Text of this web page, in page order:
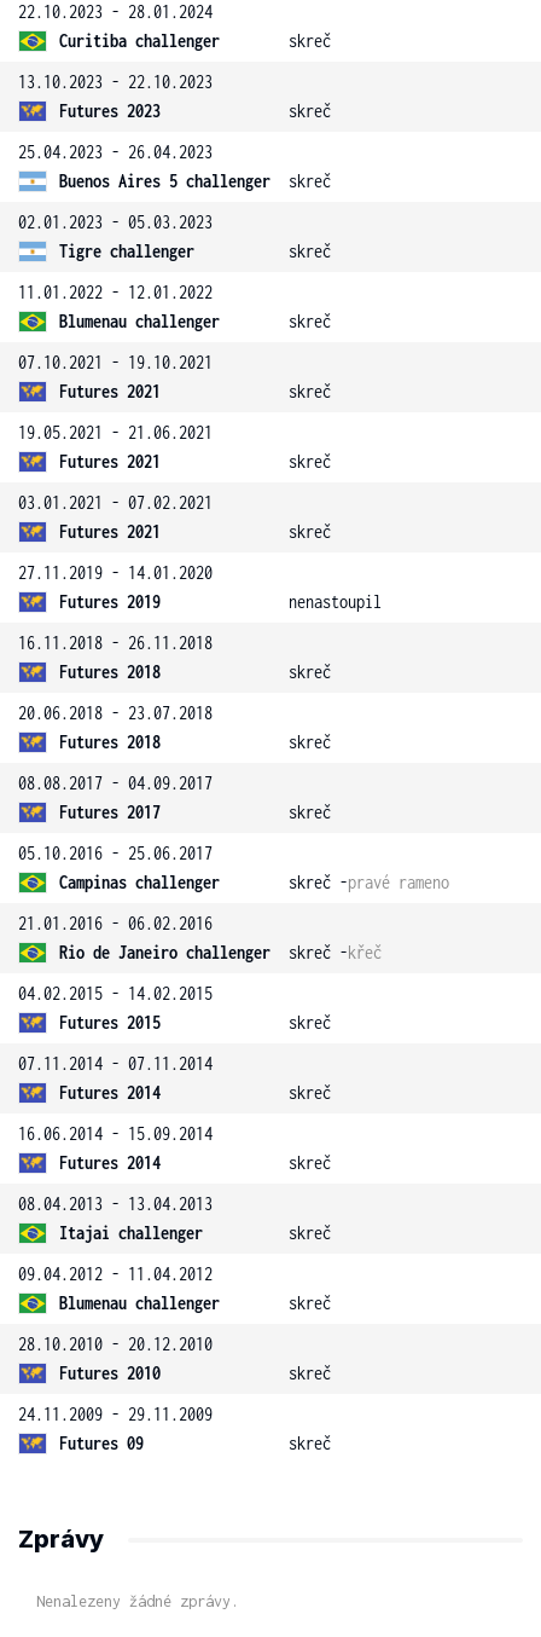
22.10.2023 - 28.01.2024
Curitiba challenger
skreč
13.10.2023 - 22.10.2023
Futures 2023
skreč
25.04.2023 - 26.04.2023
Buenos Aires 5 challenger
skreč
02.01.2023 - 05.03.2023
Tigre challenger
skreč
11.01.2022 - 12.01.2022
Blumenau challenger
skreč
07.10.2021 - 19.10.2021
Futures 2021
skreč
19.05.2021 - 21.06.2021
Futures 2021
skreč
03.01.2021 - 07.02.2021
Futures 2021
skreč
27.11.2019 - 14.01.2020
Futures 2019
nenastoupil
16.11.2018 - 26.11.2018
Futures 2018
skreč
20.06.2018 - 23.07.2018
Futures 2018
skreč
08.08.2017 - 04.09.2017
Futures 2017
skreč
05.10.2016 - 25.06.2017
Campinas challenger
skreč -pravé rameno
21.01.2016 - 06.02.2016
Rio de Janeiro challenger
skreč -křeč
04.02.2015 - 14.02.2015
Futures 2015
skreč
07.11.2014 - 07.11.2014
Futures 2014
skreč
16.06.2014 - 15.09.2014
Futures 2014
skreč
08.04.2013 - 13.04.2013
Itajai challenger
skreč
09.04.2012 - 11.04.2012
Blumenau challenger
skreč
28.10.2010 - 20.12.2010
Futures 2010
skreč
24.11.2009 - 29.11.2009
Futures 09
skreč
Zprávy
Nenalezeny žádné zprávy.